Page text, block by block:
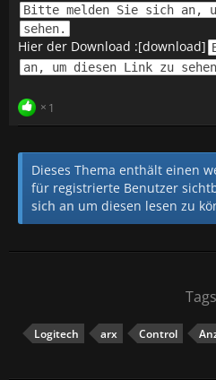
Bitte melden Sie sich an,
sehen.
Hier der Download :[download]
an, um diesen Link zu
1
Dieses Thema enthält einen
für registrierte Benutzer
sich an um diesen lesen zu
Tags
Logitech arx Control